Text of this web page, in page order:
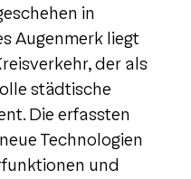
in
Augenmerk liegt
der als
städtische
Die erfassten
Technologien
und